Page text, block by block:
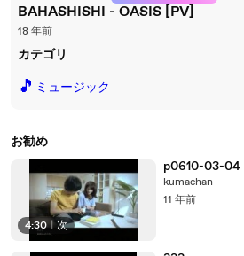
BAHASHISHI - OASIS [PV]
18 年前
カテゴリ
🎵 ミュージック
お勧め
4:30 | 次
p0610-03-04
kumachan
11 年前